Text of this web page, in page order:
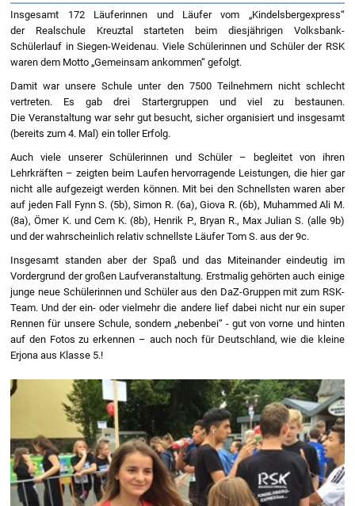
Insgesamt 172 Läuferinnen und Läufer vom „Kindelsbergexpress“
der Realschule Kreuztal starteten beim diesjährigen Volksbank-
Schülerlauf in Siegen-Weidenau. Viele Schülerinnen und Schüler der RSK
waren dem Motto „Gemeinsam ankommen“ gefolgt.
Damit war unsere Schule unter den 7500 Teilnehmern nicht schlecht
vertreten. Es gab drei Startergruppen und viel zu bestaunen.
Die Veranstaltung war sehr gut besucht, sicher organisiert und insgesamt
(bereits zum 4. Mal) ein toller Erfolg.
Auch viele unserer Schülerinnen und Schüler – begleitet von ihren
Lehrkräften – zeigten beim Laufen hervorragende Leistungen, die hier gar
nicht alle aufgezeigt werden können. Mit bei den Schnellsten waren aber
auf jeden Fall Fynn S. (5b), Simon R. (6a), Giova R. (6b), Muhammed Ali M.
(8a), Ömer K. und Cem K. (8b), Henrik P., Bryan R., Max Julian S. (alle 9b)
und der wahrscheinlich relativ schnellste Läufer Tom S. aus der 9c.
Insgesamt standen aber der Spaß und das Miteinander eindeutig im
Vordergrund der großen Laufveranstaltung. Erstmalig gehörten auch einige
junge neue Schülerinnen und Schüler aus den DaZ-Gruppen mit zum RSK-
Team. Und der ein- oder vielmehr die andere lief dabei nicht nur ein super
Rennen für unsere Schule, sondern „nebenbei“ - gut von vorne und hinten
auf den Fotos zu erkennen – auch noch für Deutschland, wie die kleine
Erjona aus Klasse 5.!